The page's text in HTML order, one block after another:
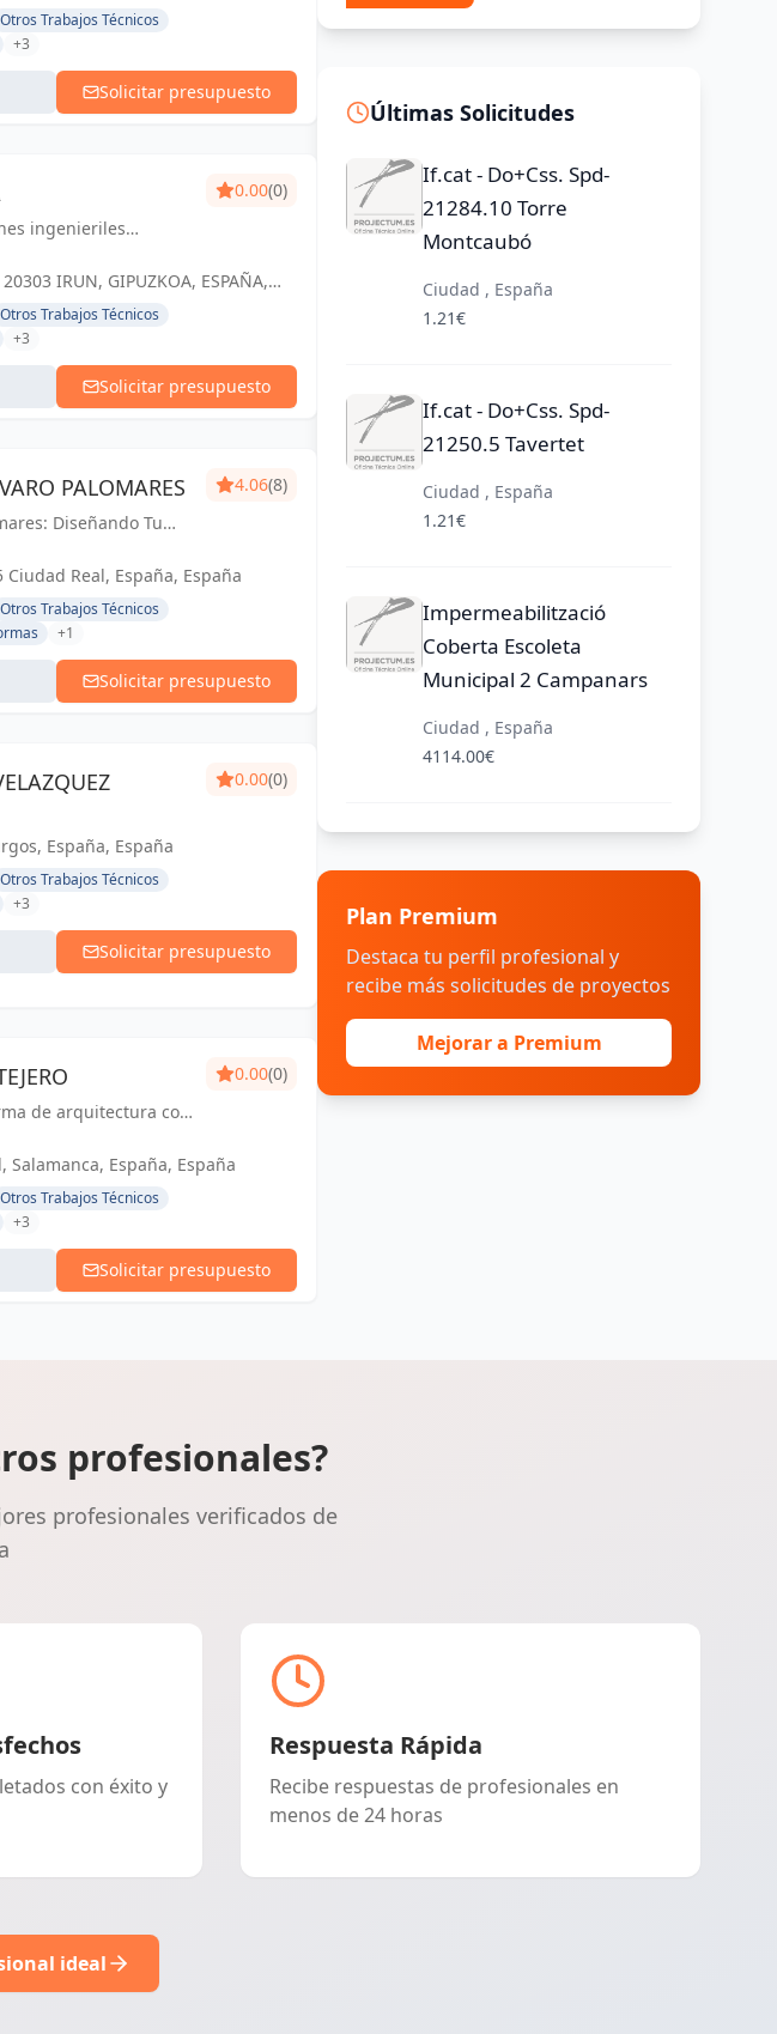
Otros Trabajos Técnicos
+3
Solicitar presupuesto
ingenieriles
0.00(0)
IRUN, GIPUZKOA, ESPAÑA,
Otros Trabajos Técnicos
+3
Solicitar presupuesto
PALOMARES
Diseñando Tu
4.06(8)
Ciudad Real, España, España
Otros Trabajos Técnicos
+1
Solicitar presupuesto
0.00(0)
España, España
Otros Trabajos Técnicos
+3
Solicitar presupuesto
de arquitectura con
0.00(0)
Salamanca, España, España
Otros Trabajos Técnicos
+3
Solicitar presupuesto
Últimas Solicitudes
If.cat - Do+Css. Spd-
21284.10 Torre
Montcaubó
Ciudad , España
1.21€
If.cat - Do+Css. Spd-
21250.5 Tavertet
Ciudad , España
1.21€
Impermeabilització
Coberta Escoleta
Municipal 2 Campanars
Ciudad , España
4114.00€
Plan Premium
Destaca tu perfil profesional y
recibe más solicitudes de proyectos
Mejorar a Premium
profesionales?
profesionales verificados de
con éxito y
Respuesta Rápida
Recibe respuestas de profesionales en
menos de 24 horas
ideal